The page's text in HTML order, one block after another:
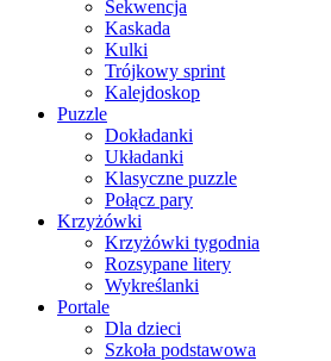
Sekwencja
Kaskada
Kulki
Trójkowy sprint
Kalejdoskop
Puzzle
Dokładanki
Układanki
Klasyczne puzzle
Połącz pary
Krzyżówki
Krzyżówki tygodnia
Rozsypane litery
Wykreślanki
Portale
Dla dzieci
Szkoła podstawowa